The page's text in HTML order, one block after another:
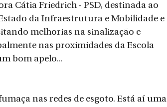
Cátia Friedrich - PSD, destinada ao
da Infraestrutura e Mobilidade e
melhorias na sinalização e
nas proximidades da Escola
bom apelo...
nas redes de esgoto. Está aí uma